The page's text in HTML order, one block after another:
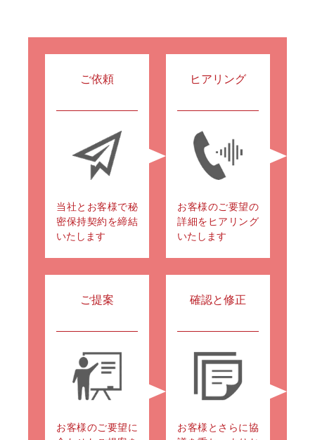
ご依頼
当社とお客様で秘
密保持契約を締結
いたします
ヒアリング
お客様のご要望の
詳細をヒアリング
いたします
ご提案
お客様のご要望に
確認と修正
お客様とさらに協